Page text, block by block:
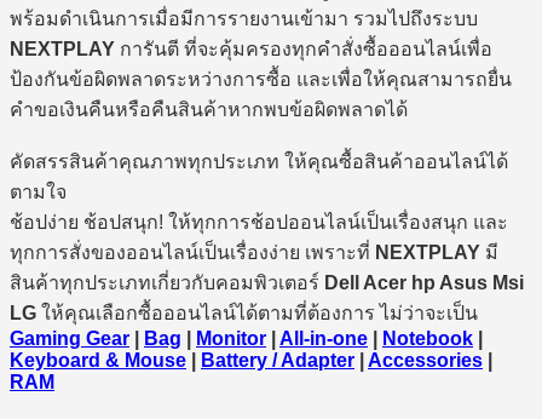
พร้อมดำเนินการเมื่อมีการรายงานเข้ามา รวมไปถึงระบบ
NEXTPLAY การันตี ที่จะคุ้มครองทุกคำสั่งซื้อออนไลน์เพื่อ
ป้องกันข้อผิดพลาดระหว่างการซื้อ และเพื่อให้คุณสามารถยื่น
คำขอเงินคืนหรือคืนสินค้าหากพบข้อผิดพลาดได้
คัดสรรสินค้าคุณภาพทุกประเภท ให้คุณซื้อสินค้าออนไลน์ได้
ตามใจ
ช้อปง่าย ช้อปสนุก! ให้ทุกการช้อปออนไลน์เป็นเรื่องสนุก และ
ทุกการสั่งของออนไลน์เป็นเรื่องง่าย เพราะที่ NEXTPLAY มี
สินค้าทุกประเภทเกี่ยวกับคอมพิวเตอร์ Dell Acer hp Asus Msi
LG ให้คุณเลือกซื้อออนไลน์ได้ตามที่ต้องการ ไม่ว่าจะเป็น
Gaming Gear
Bag Monitor All-in-one Notebook
Keyboard & Mouse
Battery / Adapter Accessories
RAM